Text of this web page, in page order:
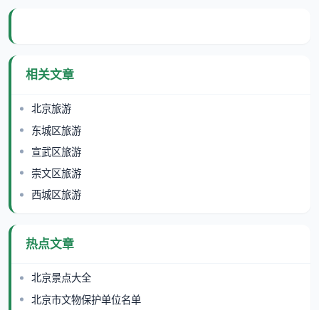
相关文章
北京旅游
东城区旅游
宣武区旅游
崇文区旅游
西城区旅游
热点文章
北京景点大全
北京市文物保护单位名单